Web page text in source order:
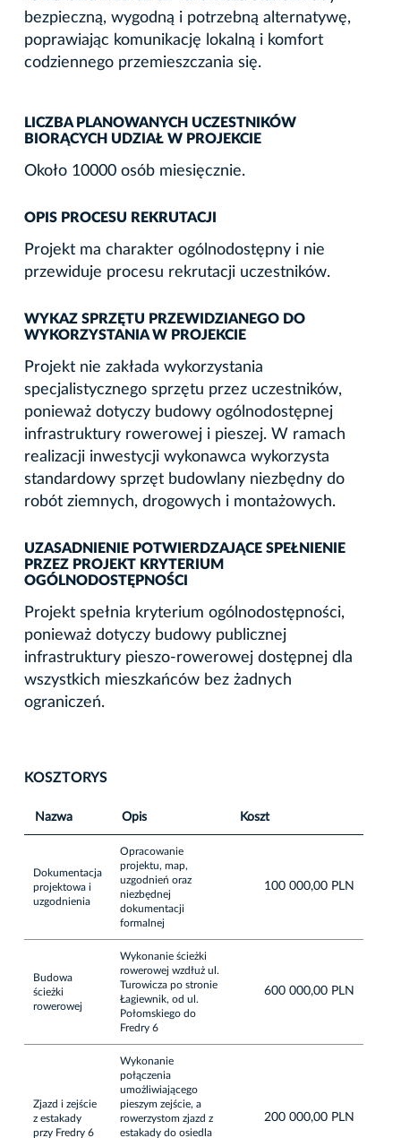
bezpieczną, wygodną i potrzebną alternatywę,
poprawiając komunikację lokalną i komfort
codziennego przemieszczania się.
LICZBA PLANOWANYCH UCZESTNIKÓW
BIORĄCYCH UDZIAŁ W PROJEKCIE
Około 10000 osób miesięcznie.
OPIS PROCESU REKRUTACJI
Projekt ma charakter ogólnodostępny i nie
przewiduje procesu rekrutacji uczestników.
WYKAZ SPRZĘTU PRZEWIDZIANEGO DO
WYKORZYSTANIA W PROJEKCIE
Projekt nie zakłada wykorzystania
specjalistycznego sprzętu przez uczestników,
ponieważ dotyczy budowy ogólnodostępnej
infrastruktury rowerowej i pieszej. W ramach
realizacji inwestycji wykonawca wykorzysta
standardowy sprzęt budowlany niezbędny do
robót ziemnych, drogowych i montażowych.
UZASADNIENIE POTWIERDZAJĄCE SPEŁNIENIE
PRZEZ PROJEKT KRYTERIUM
OGÓLNODOSTĘPNOŚCI
Projekt spełnia kryterium ogólnodostępności,
ponieważ dotyczy budowy publicznej
infrastruktury pieszo-rowerowej dostępnej dla
wszystkich mieszkańców bez żadnych
ograniczeń.
KOSZTORYS
Nazwa Opis Koszt
Dokumentacja
projektowa i
uzgodnienia
Opracowanie
projektu, map,
uzgodnień oraz
niezbędnej
dokumentacji
formalnej
100 000,00 PLN
Budowa
ścieżki
rowerowej
Wykonanie ścieżki
rowerowej wzdłuż ul.
Turowicza po stronie
Łagiewnik, od ul.
Połomskiego do
Fredry 6
600 000,00 PLN
Zjazd i zejście
z estakady
przy Fredry 6
Wykonanie
połączenia
umożliwiającego
pieszym zejście, a
rowerzystom zjazd z
estakady do osiedla
200 000,00 PLN